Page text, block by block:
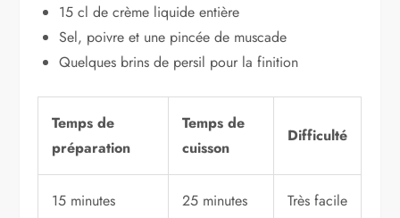
15 cl de crème liquide entière
Sel, poivre et une pincée de muscade
Quelques brins de persil pour la finition
Temps de
préparation
Temps de
cuisson
Difficulté
15 minutes 25 minutes Très facile